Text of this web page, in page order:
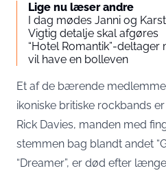
Lige nu læser andre
I dag mødes Janni og
Vigtig detalje skal afgøres
“Hotel Romantik”-
vil have en bolleven
Et af de bærende
ikoniske britiske rockbands
Rick Davies, manden med
stemmen bag blandt andet
“Dreamer”, er død efter